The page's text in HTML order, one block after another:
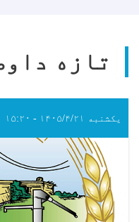
تازه
یکشنبه ۱۴۰۵/۴/۲۱ - ۱۵:۲۰